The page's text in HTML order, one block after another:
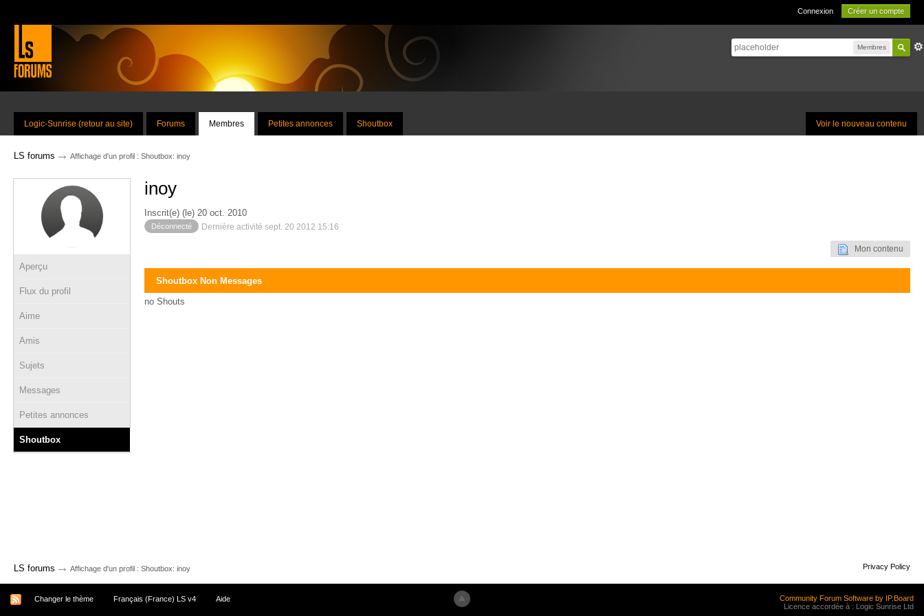
Connexion Créer un compte
Membres
Voir le nouveau contenu
Logic-Sunrise (retour au site) Forums Membres Petites annonces Shoutbox
LS forums → Affichage d'un profil : Shoutbox: inoy
Aperçu
Flux du profil
Aime
Amis
Sujets
Messages
Petites annonces
Shoutbox
inoy
Inscrit(e) (le) 20 oct. 2010
Déconnecté Dernière activité sept. 20 2012 15:16
Mon contenu
Shoutbox Non Messages
no Shouts
LS forums → Affichage d'un profil : Shoutbox: inoy Privacy Policy
Changer le thème Français (France) LS v4 Aide
Community Forum Software by IP.Board
Licence accordée à : Logic Sunrise Ltd